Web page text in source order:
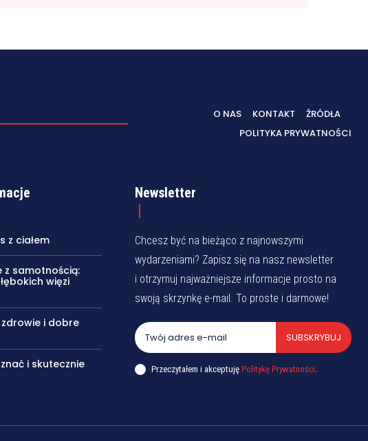
O NAS KONTAKT
ŹRÓDŁA
POLITYKA PRYWATNOŚCI
z ciałem
z samotnością:
więzi
zdrowie i dobre
i skutecznie
Newsletter
Chcesz być na bieżąco z najnowszymi
wydarzeniami? Zapisz się na nasz newsletter
i otrzymuj najważniejsze informacje prosto na
swoją skrzynkę e-mail. To proste i darmowe!
SUBSKRYBUJ
Przeczytałem i akceptujęPolitykę Prywatności